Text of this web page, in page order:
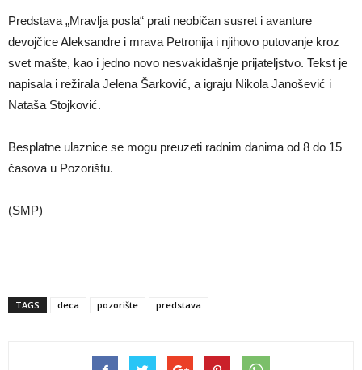
Predstava „Mravlja posla“ prati neobičan susret i avanture
devojčice Aleksandre i mrava Petronija i njihovo putovanje kroz
svet mašte, kao i jedno novo nesvakidašnje prijateljstvo. Tekst je
napisala i režirala Jelena Šarković, a igraju Nikola Janošević i
Nataša Stojković.
Besplatne ulaznice se mogu preuzeti radnim danima od 8 do 15
časova u Pozorištu.
(SMP)
TAGS deca pozorište predstava